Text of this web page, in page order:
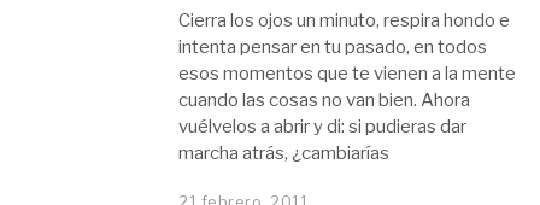
Cierra los ojos un minuto, respira hondo e
intenta pensar en tu pasado, en todos
esos momentos que te vienen a la mente
cuando las cosas no van bien. Ahora
vuélvelos a abrir y di: si pudieras dar
marcha atrás, ¿cambiarías
21 febrero, 2011